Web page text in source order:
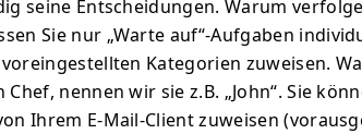
seine Entscheidungen. Warum
Sie nur „Warte auf“-Aufgaben
Kategorien zuweisen.
nennen wir sie z.B. „John“. Sie
Ihrem E-Mail-Client zuweisen